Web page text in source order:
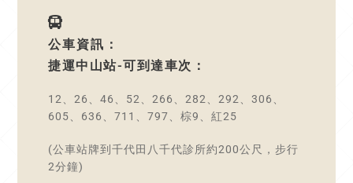
公車資訊：
捷運中山站-可到達車次：
12、26、46、52、266、282、292、306、
605、636、711、797、棕9、紅25
(公車站牌到千代田八千代診所約200公尺，步行
2分鐘)